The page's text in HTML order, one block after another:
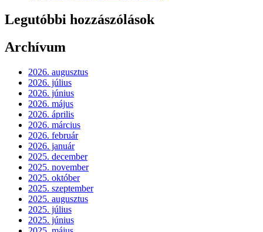
Legutóbbi hozzászólások
Archívum
2026. augusztus
2026. július
2026. június
2026. május
2026. április
2026. március
2026. február
2026. január
2025. december
2025. november
2025. október
2025. szeptember
2025. augusztus
2025. július
2025. június